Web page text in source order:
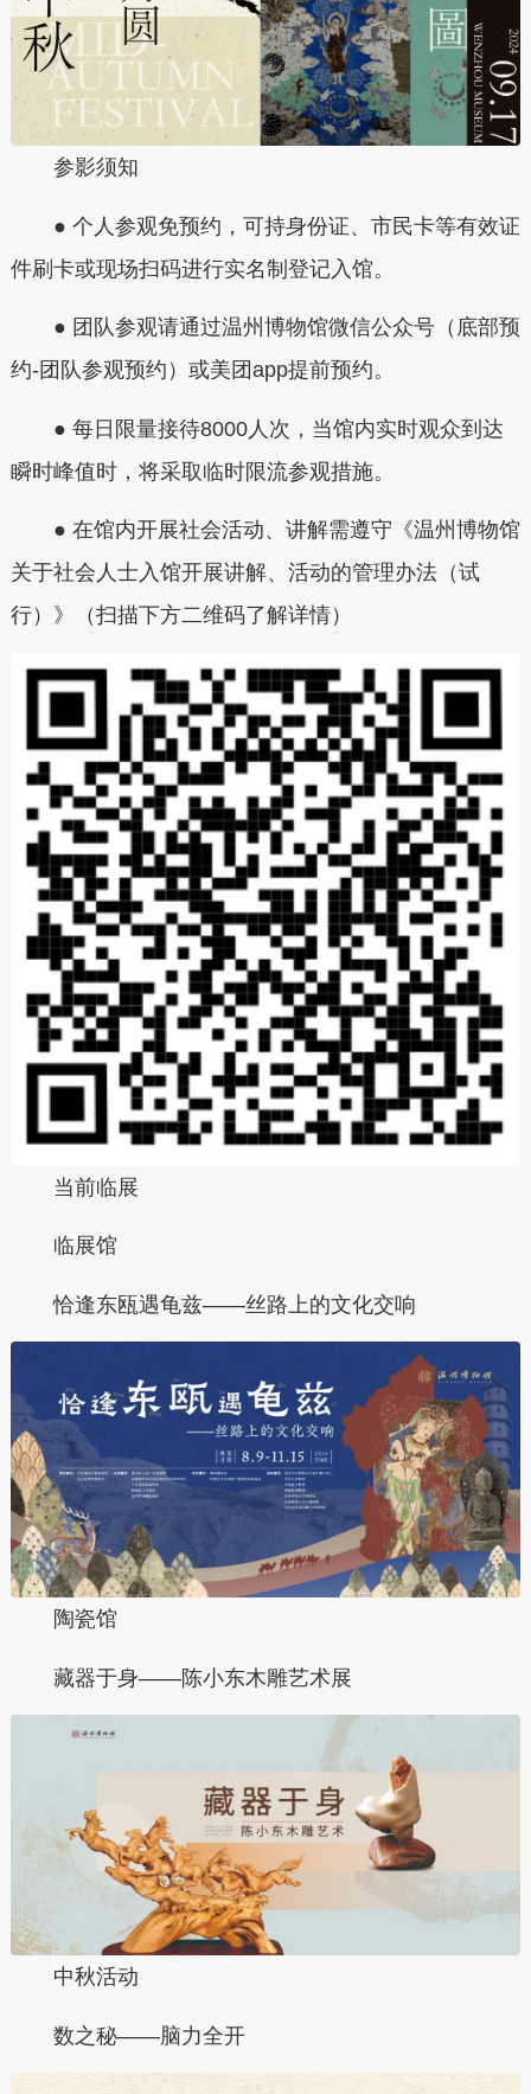
参影须知
● 个人参观免预约，可持身份证、市民卡等有效证
件刷卡或现场扫码进行实名制登记入馆。
● 团队参观请通过温州博物馆微信公众号（底部预
约-团队参观预约）或美团app提前预约。
● 每日限量接待8000人次，当馆内实时观众到达
瞬时峰值时，将采取临时限流参观措施。
● 在馆内开展社会活动、讲解需遵守《温州博物馆
关于社会人士入馆开展讲解、活动的管理办法（试
行）》（扫描下方二维码了解详情）
当前临展
临展馆
恰逢东瓯遇龟兹——丝路上的文化交响
陶瓷馆
藏器于身——陈小东木雕艺术展
中秋活动
数之秘——脑力全开